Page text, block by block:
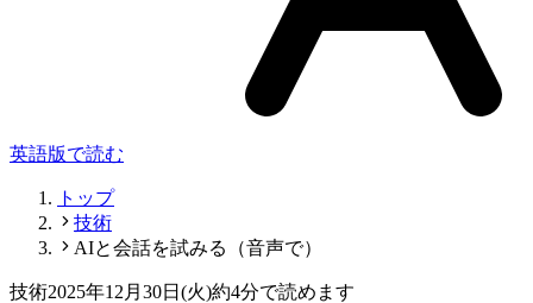
英語版で読む
トップ
技術
AIと会話を試みる（音声で）
技術2025年12月30日(火)約4分で読めます